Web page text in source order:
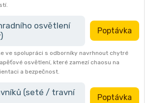
osvětlení
Poptávka
ve spolupráci s odborníky navrhnout chytré
osvětlení, které zamezí chaosu na
a bezpečnost.
(seté / travní
Poptávka